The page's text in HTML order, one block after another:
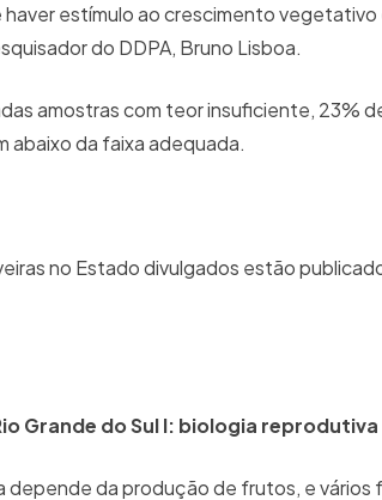
estímulo ao crescimento
do DDPA, Bruno Lisboa.
amostras com teor insuficiente, 23%
abaixo da faixa adequada.
no Estado divulgados estão
Grande do Sul I: biologia reprodutiva
depende da produção de frutos, e vários